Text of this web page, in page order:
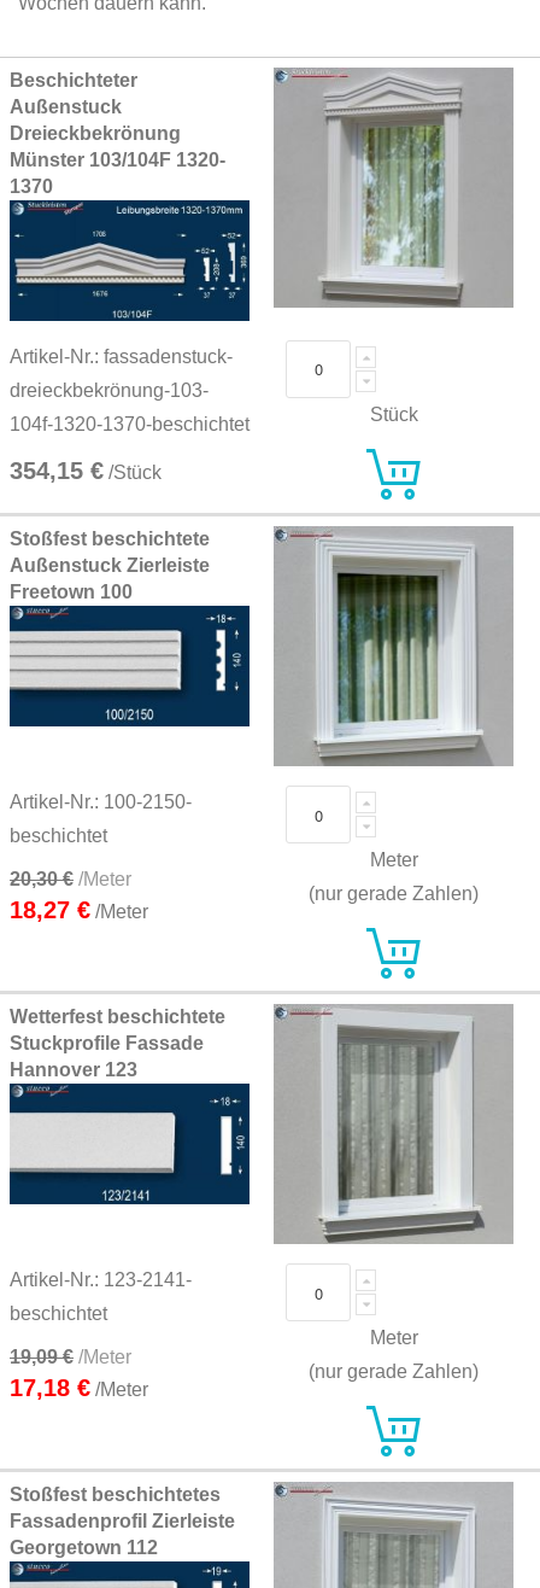
Grouped
product
items
Beschichteter
Außenstuck
Dreieckbekrönung
Münster 103/104F 1320-
1370
Artikel-Nr.: fassadenstuck-
dreieckbekrönung-103-
104f-1320-1370-beschichtet
354,15 € /Stück
Stück
Stoßfest beschichtete
Außenstuck Zierleiste
Freetown 100
Artikel-Nr.: 100-2150-
beschichtet
20,30 € /Meter
18,27 € /Meter
Meter
(nur gerade Zahlen)
Wetterfest beschichtete
Stuckprofile Fassade
Hannover 123
Artikel-Nr.: 123-2141-
beschichtet
19,09 € /Meter
17,18 € /Meter
Meter
(nur gerade Zahlen)
Stoßfest beschichtetes
Fassadenprofil Zierleiste
Georgetown 112